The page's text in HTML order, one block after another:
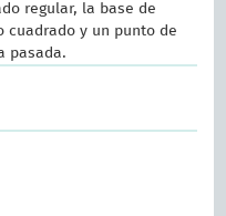
regular, la base de
cuadrado y un punto de
pasada.